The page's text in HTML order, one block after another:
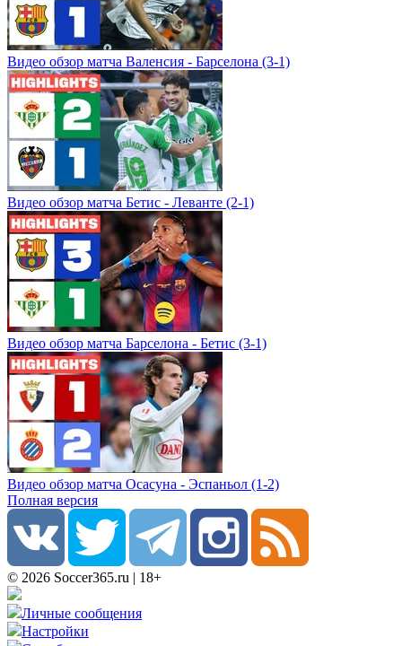
Видео обзор матча Валенсия - Барселона (3-1)
Видео обзор матча Бетис - Леванте (2-1)
Видео обзор матча Барселона - Бетис (3-1)
Видео обзор матча Осасуна - Эспаньол (1-2)
Полная версия
© 2026 Soccer365.ru | 18+
Личные сообщения
Настройки